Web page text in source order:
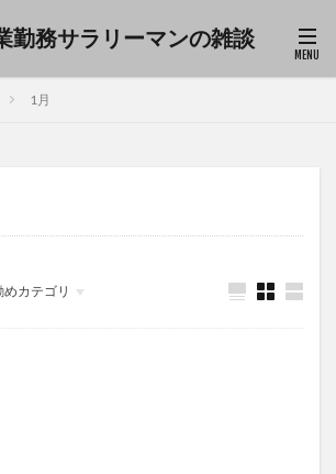
勤務サラリーマンの雑談
1月
めカテゴリ
イン 流行
検索